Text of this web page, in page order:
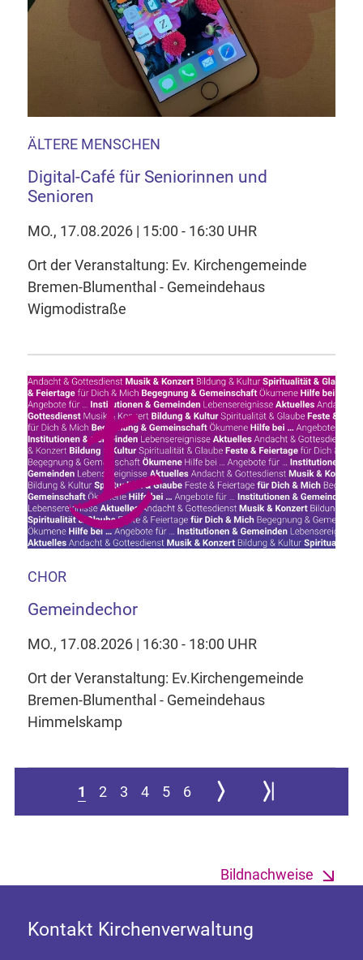
ÄLTERE MENSCHEN
Digital-Café für Seniorinnen und
Senioren
MO., 17.08.2026 | 15:00 - 16:30 UHR
Ort der Veranstaltung: Ev. Kirchengemeinde
Bremen-Blumenthal - Gemeindehaus
Wigmodistraße
CHOR
Gemeindechor
MO., 17.08.2026 | 16:30 - 18:00 UHR
Ort der Veranstaltung: Ev.Kirchengemeinde
Bremen-Blumenthal - Gemeindehaus
Himmelskamp
1 2 3 4 5 6 Zur nächsten SeiteZur letzten Seite
Bildnachweise
Kontakt Kirchenverwaltung